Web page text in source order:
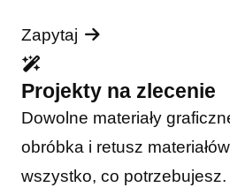
Zapytaj
Projekty na zlecenie
Dowolne materiały
obróbka i retusz
wszystko, co potrzebujesz.